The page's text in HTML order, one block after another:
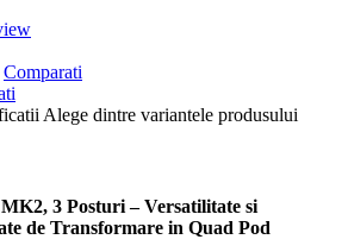
Comparati
Alege dintre variantele produsului
3 Posturi – Versatilitate si
de Transformare in Quad Pod